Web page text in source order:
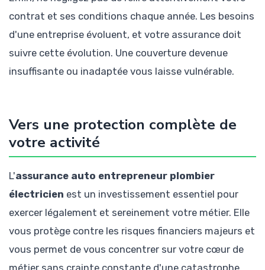
contrat et ses conditions chaque année. Les besoins
d'une entreprise évoluent, et votre assurance doit
suivre cette évolution. Une couverture devenue
insuffisante ou inadaptée vous laisse vulnérable.
Vers une protection complète de
votre activité
L'assurance auto entrepreneur plombier
électricien est un investissement essentiel pour
exercer légalement et sereinement votre métier. Elle
vous protège contre les risques financiers majeurs et
vous permet de vous concentrer sur votre cœur de